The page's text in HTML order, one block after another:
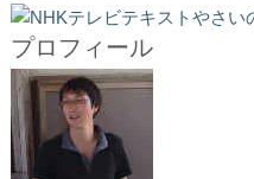
プロフィール